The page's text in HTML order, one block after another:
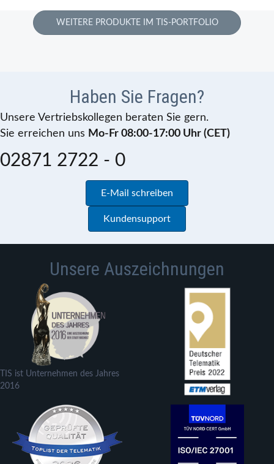
WEITERE PRODUKTE IM TIS-PORTFOLIO
Haben Sie Fragen?
Unsere Vertriebskollegen beraten Sie gern.
Sie erreichen uns Mo-Fr 08:00-17:00 Uhr (CET)
02871 2722 - 0
E-Mail schreiben
Kundensupport
Unsere Auszeichnungen
TIS ist Unternehmen des Jahres
2016